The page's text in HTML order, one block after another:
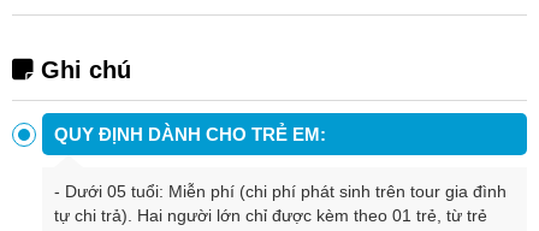
Ghi chú
QUY ĐỊNH DÀNH CHO TRẺ EM:
- Dưới 05 tuổi: Miễn phí (chi phí phát sinh trên tour gia đình
tự chi trả). Hai người lớn chỉ được kèm theo 01 trẻ, từ trẻ